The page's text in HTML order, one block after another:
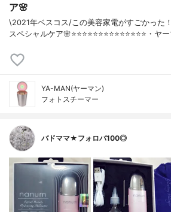
ア🌸
\2021年ベスコス/この美容家電がすごかった
スペシャルケア🌸⭐️⭐️⭐️⭐️⭐️⭐️⭐️⭐️⭐️⭐️⭐️⭐️⭐️⭐️・
YA-MAN(ヤーマン)
フォトスチーマー
バドママ★フォロバ100◎